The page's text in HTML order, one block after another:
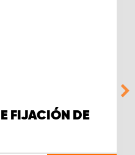
FIJACIÓN DE